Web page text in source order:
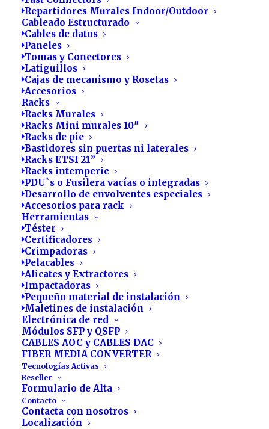
Repartidores Murales Indoor/Outdoor
Cableado Estructurado
Cables de datos
Paneles
Tomas y Conectores
Latiguillos
Cajas de mecanismo y Rosetas
Accesorios
Racks
Racks Murales
Racks Mini murales 10″
Racks de pie
Bastidores sin puertas ni laterales
Racks ETSI 21”
Racks intemperie
PDU`s o Fusilera vacías o integradas
Desarrollo de envolventes especiales
Accesorios para rack
Herramientas
Téster
Certificadores
Crimpadoras
Pelacables
Alicates y Extractores
Impactadoras
Pequeño material de instalación
Maletines de instalación
Electrónica de red
Módulos SFP y QSFP
CABLES AOC y CABLES DAC
FIBER MEDIA CONVERTER
Tecnologías Activas
Reseller
Formulario de Alta
Contacto
Contacta con nosotros
Localización
Impactadoras
Impactadoras
Fabricación de racks,
bastidores y
componentes: taller
propio donde
trabajamos la chapa
de acero, aluminio y
acero inoxidable